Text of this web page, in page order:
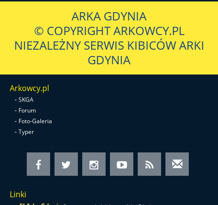
ARKA GDYNIA
© COPYRIGHT ARKOWCY.PL
NIEZALEŻNY SERWIS KIBICÓW ARKI
GDYNIA
Arkowcy.pl
- SKGA
- Forum
- Foto-Galeria
- Typer
Linki